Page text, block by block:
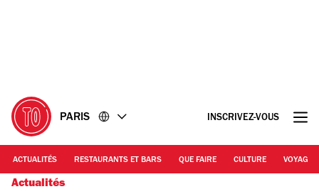
PARIS INSCRIVEZ-VOUS
ACTUALITÉS RESTAURANTS ET BARS QUE FAIRE CULTURE VOYAGE
Actualités